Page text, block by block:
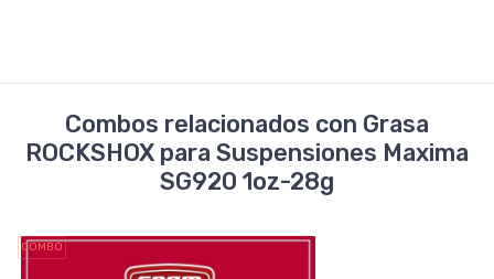
Combos relacionados con Grasa
ROCKSHOX para Suspensiones Maxima
SG920 1oz-28g
COMBO